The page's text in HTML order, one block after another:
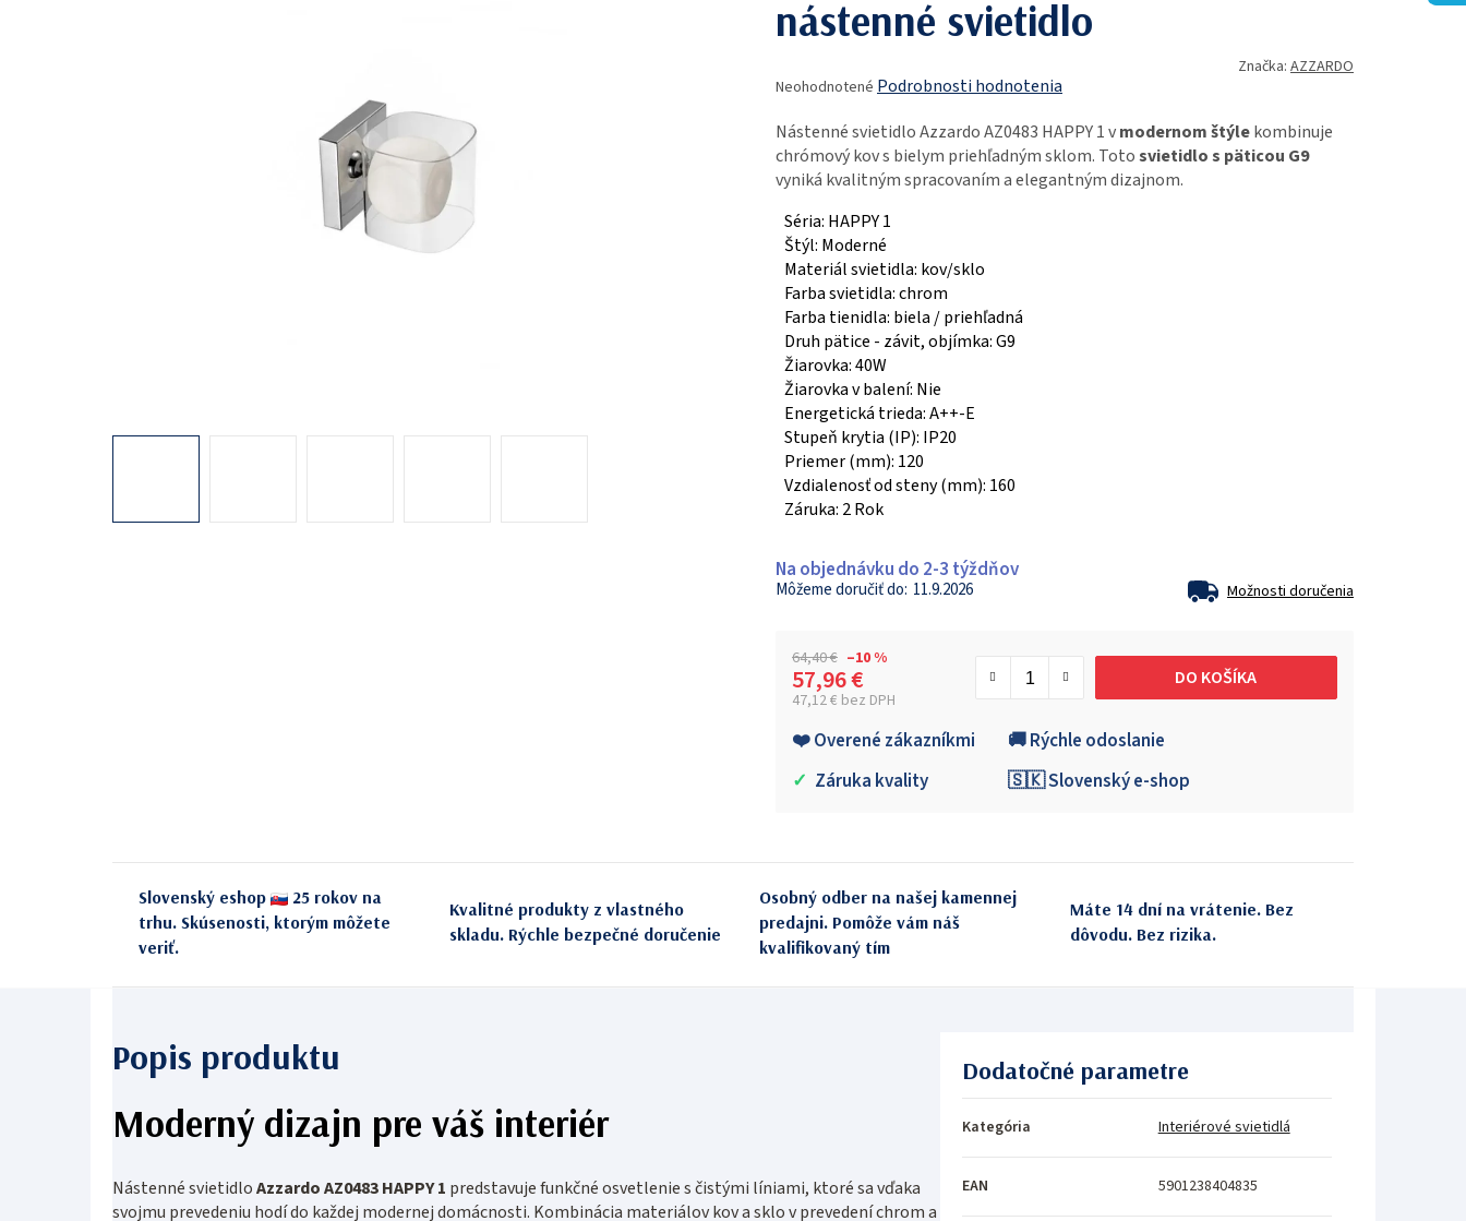
nástenné svietidlo
hodnotenie
je
0,0
z
hviezdičiek.
Neohodnotené Podrobnosti hodnotenia
Značka: AZZARDO
Nástenné svietidlo Azzardo AZ0483 HAPPY 1 vmodernom štýlekombinuje
chrómový kov s bielym priehľadným sklom. Totosvietidlo s päticou G9
vyniká kvalitným spracovaním a elegantným dizajnom.
Séria: HAPPY 1
Štýl: Moderné
Materiál svietidla: kov/sklo
Farba svietidla: chrom
Farba tienidla: biela / priehľadná
Druh pätice - závit, objímka: G9
Žiarovka: 40W
Žiarovka v balení: Nie
Energetická trieda: A++-E
Stupeň krytia (IP): IP20
Priemer (mm): 120
Vzdialenosť od steny (mm): 160
Záruka: 2 Rok
Na objednávku do 2-3 týždňov
11.9.2026 Možnosti doručenia
64,40 € –10 %
57,96 €
47,12 € bez DPH
DO KOŠÍKA
❤️ Overené zákazníkmi
🚚 Rýchle odoslanie
✓ Záruka kvality 🇸🇰 Slovenský e-shop
Slovenský eshop
25 rokov na
trhu. Skúsenosti, ktorým môžete
veriť.
Kvalitné produkty z vlastného
skladu. Rýchle bezpečné doručenie
Osobný odber na našej kamennej
predajni. Pomôže vám náš
kvalifikovaný tím
Máte 14 dní na vrátenie. Bez
dôvodu. Bez rizika.
Moderný dizajn pre váš interiér
Nástenné svietidloAzzardo AZ0483 HAPPY 1 predstavuje funkčné osvetlenie s čistými líniami, ktoré sa vďaka
svojmu prevedeniu hodí do každej modernej domácnosti. Kombinácia materiálov kov a sklo v prevedení chrom a
Dodatočné parametre
Kategória Interiérové svietidlá
EAN 5901238404835